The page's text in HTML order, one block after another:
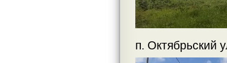
п. Октябрьский